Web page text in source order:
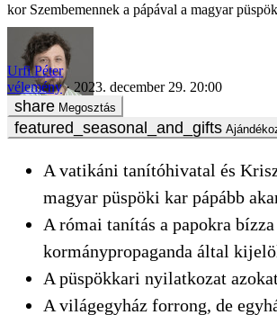
Szembemennek a pápával a magyar
Urfi Péter
vélemény
2023. december 29. 20:00
Megosztás
A vatikáni tanítóhivatal és
magyar püspöki kar pápább
A római tanítás a papokra
kormánypropaganda által
A püspökkari nyilatkozat
A világegyház forrong, de